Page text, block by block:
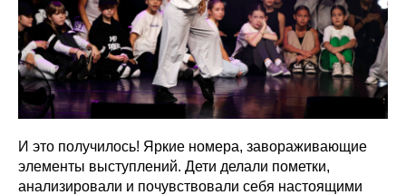
И это получилось! Яркие номера, завораживающие
элементы выступлений. Дети делали пометки,
анализировали и почувствовали себя настоящими